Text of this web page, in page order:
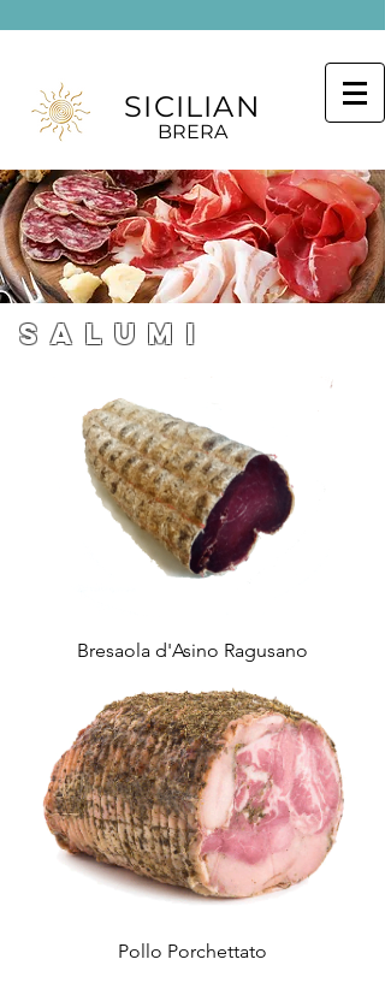
SICILIAN
BRERA
SALUMi
Bresaola d'Asino Ragusano
Pollo Porchettato